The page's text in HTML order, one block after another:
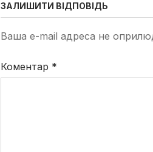
ЗАЛИШИТИ ВІДПОВІДЬ
Ваша e-mail адреса не
Коментар *